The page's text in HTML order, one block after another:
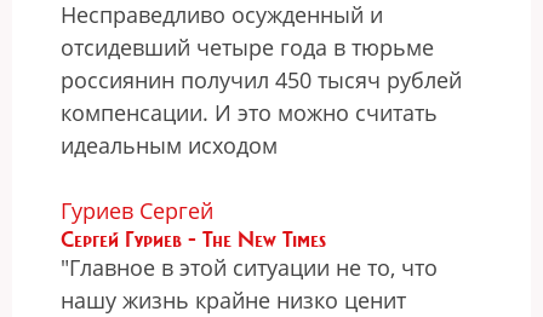
Несправедливо осужденный и
отсидевший четыре года в тюрьме
россиянин получил 450 тысяч рублей
компенсации. И это можно считать
идеальным исходом
Гуриев Сергей
Сергей Гуриев - The New Times
"Главное в этой ситуации не то, что
нашу жизнь крайне низко ценит